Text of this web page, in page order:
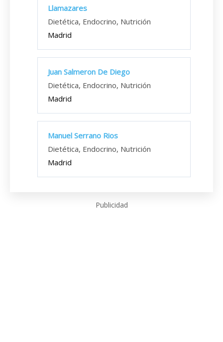
Llamazares
Dietética, Endocrino, Nutrición
Madrid
Juan Salmeron De Diego
Dietética, Endocrino, Nutrición
Madrid
Manuel Serrano Rios
Dietética, Endocrino, Nutrición
Madrid
Publicidad